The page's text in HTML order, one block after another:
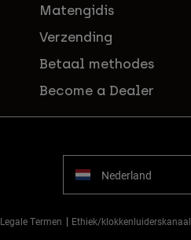
Matengidis
Verzending
Betaal methodes
Become a Dealer
Nederland
Legale Termen Ethiek/klokkenluiderskanaal